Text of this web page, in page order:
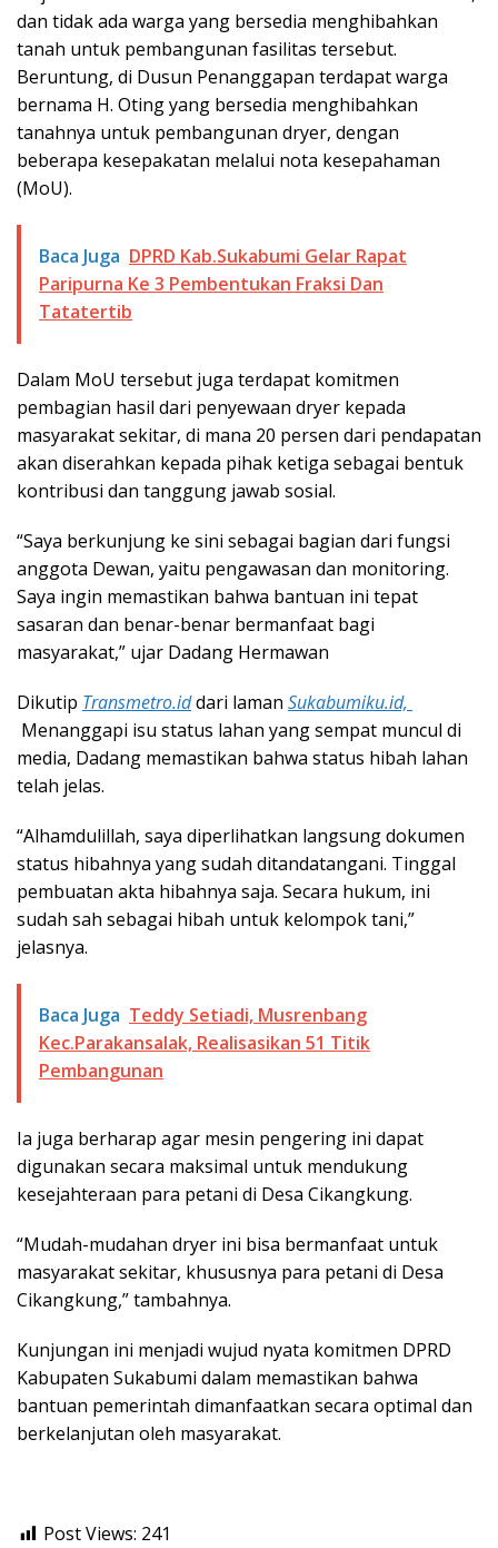
dan tidak ada warga yang bersedia menghibahkan
tanah untuk pembangunan fasilitas tersebut.
Beruntung, di Dusun Penanggapan terdapat warga
bernama H. Oting yang bersedia menghibahkan
tanahnya untuk pembangunan dryer, dengan
beberapa kesepakatan melalui nota kesepahaman
(MoU).
Baca Juga DPRD Kab.Sukabumi Gelar Rapat
Paripurna Ke 3 Pembentukan Fraksi Dan
Tatatertib
Dalam MoU tersebut juga terdapat komitmen
pembagian hasil dari penyewaan dryer kepada
masyarakat sekitar, di mana 20 persen dari pendapatan
akan diserahkan kepada pihak ketiga sebagai bentuk
kontribusi dan tanggung jawab sosial.
“Saya berkunjung ke sini sebagai bagian dari fungsi
anggota Dewan, yaitu pengawasan dan monitoring.
Saya ingin memastikan bahwa bantuan ini tepat
sasaran dan benar-benar bermanfaat bagi
masyarakat,” ujar Dadang Hermawan
Dikutip Transmetro.iddari laman Sukabumiku.id,
Menanggapi isu status lahan yang sempat muncul di
media, Dadang memastikan bahwa status hibah lahan
telah jelas.
“Alhamdulillah, saya diperlihatkan langsung dokumen
status hibahnya yang sudah ditandatangani. Tinggal
pembuatan akta hibahnya saja. Secara hukum, ini
sudah sah sebagai hibah untuk kelompok tani,”
jelasnya.
Baca Juga Teddy Setiadi, Musrenbang
Kec.Parakansalak, Realisasikan 51 Titik
Pembangunan
Ia juga berharap agar mesin pengering ini dapat
digunakan secara maksimal untuk mendukung
kesejahteraan para petani di Desa Cikangkung.
“Mudah-mudahan dryer ini bisa bermanfaat untuk
masyarakat sekitar, khususnya para petani di Desa
Cikangkung,” tambahnya.
Kunjungan ini menjadi wujud nyata komitmen DPRD
Kabupaten Sukabumi dalam memastikan bahwa
bantuan pemerintah dimanfaatkan secara optimal dan
berkelanjutan oleh masyarakat.
Post Views: 241